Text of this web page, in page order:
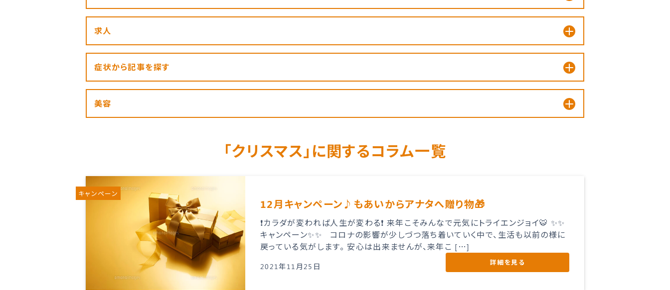
求人
症状から記事を探す
美容
「クリスマス」に関するコラム一覧
12月キャンペーン♪もあいからアナタへ贈り物🎁
❗カラダが変われば人生が変わる❗ 来年こそみんなで元気にトライエンジョイ🐯 ✨✨
キャンペーン✨✨ コロナの影響が少しづつ落ち着いていく中で、生活も以前の様に
戻っている気がします。 安心は出来ませんが、来年こ […]
2021年11月25日 詳細を見る
キャンペーン